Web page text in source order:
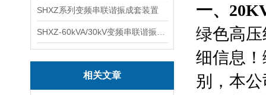
SHXZ系列变频串联谐振成套装置
相关文章
一、
绿色高
细信息
别，本